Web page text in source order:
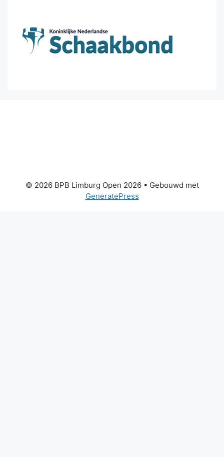
© 2026 BPB Limburg Open 2026• Gebouwd met
GeneratePress